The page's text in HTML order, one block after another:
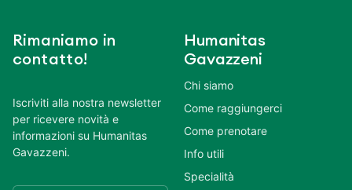
Rimaniamo in
contatto!
Iscriviti alla nostra newsletter
per ricevere novità e
informazioni su Humanitas
Gavazzeni.
Humanitas
Gavazzeni
Chi siamo
Come raggiungerci
Come prenotare
Info utili
Specialità